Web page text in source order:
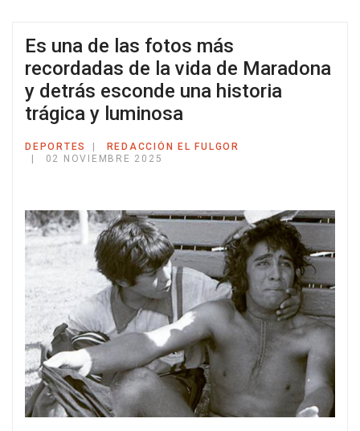
Es una de las fotos más
recordadas de la vida de Maradona
y detrás esconde una historia
trágica y luminosa
DEPORTES
REDACCIÓN EL FULGOR
02 NOVIEMBRE 2025